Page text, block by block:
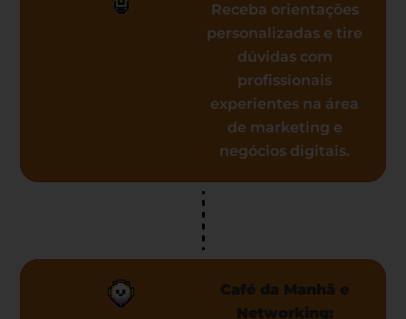
Receba orientações
personalizadas e tire
dúvidas com
profissionais
experientes na área
de marketing e
negócios digitais.
Café da Manhã e
Networking: